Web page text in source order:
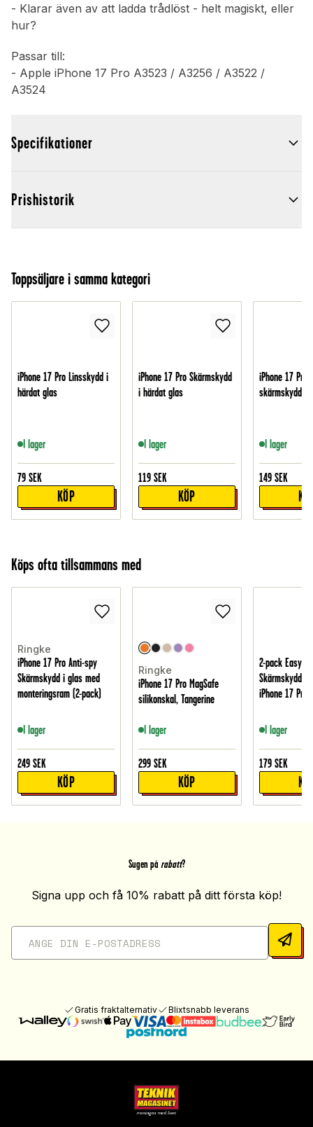
- Klarar även av att ladda trådlöst - helt magiskt, eller
hur?
Passar till:
- Apple iPhone 17 Pro A3523 / A3256 / A3522 /
A3524
Specifikationer
Prishistorik
Toppsäljare i samma kategori
iPhone 17 Pro Linsskydd i
härdat glas
I lager
79 SEK
KÖP
iPhone 17 Pro Skärmskydd
i härdat glas
I lager
119 SEK
KÖP
iPhone 17 Pro
skärmskydd i
I lager
149 SEK
Köps ofta tillsammans med
Ringke
iPhone 17 Pro Anti-spy
Skärmskydd i glas med
monteringsram (2-pack)
I lager
249 SEK
KÖP
Ringke
iPhone 17 Pro MagSafe
silikonskal, Tangerine
I lager
299 SEK
KÖP
2-pack Easy-
Skärmskydd
iPhone 17 Pro
I lager
179 SEK
Sugen på rabatt?
Signa upp och få 10% rabatt på ditt första köp!
Gratis fraktalternativ Blixtsnabb leverans